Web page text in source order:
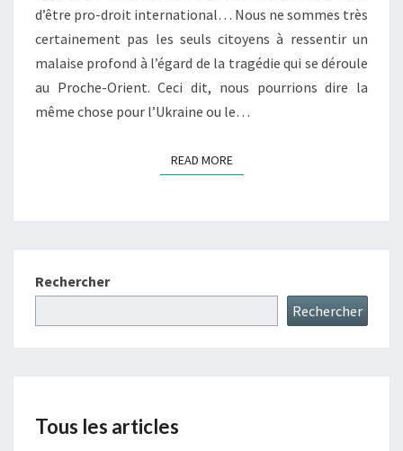
?
d’être pro-droit international… Nous ne sommes très
certainement pas les seuls citoyens à ressentir un
malaise profond à l’égard de la tragédie qui se déroule
au Proche-Orient. Ceci dit, nous pourrions dire la
même chose pour l’Ukraine ou le…
READ MOREREAD MORE
Rechercher
Rechercher
Tous les articles